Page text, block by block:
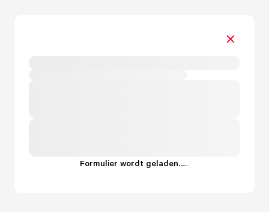
Formulier wordt geladen......